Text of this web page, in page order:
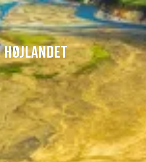
HØJLANDET